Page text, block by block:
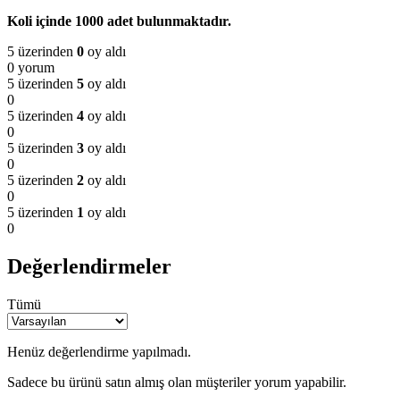
Koli içinde 1000 adet bulunmaktadır.
5 üzerinden 0 oy aldı
0 yorum
5 üzerinden 5 oy aldı
0
5 üzerinden 4 oy aldı
0
5 üzerinden 3 oy aldı
0
5 üzerinden 2 oy aldı
0
5 üzerinden 1 oy aldı
0
Değerlendirmeler
Tümü
Henüz değerlendirme yapılmadı.
Sadece bu ürünü satın almış olan müşteriler yorum yapabilir.